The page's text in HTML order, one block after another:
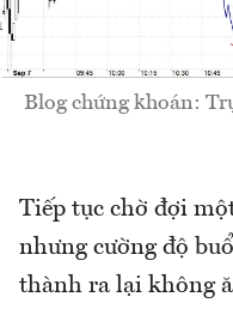
Blog chứng khoán:
Tiếp tục chờ đợi
nhưng cường độ
thành ra lại không